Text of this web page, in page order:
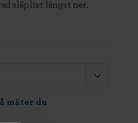
släplist längst ner.
mäter du